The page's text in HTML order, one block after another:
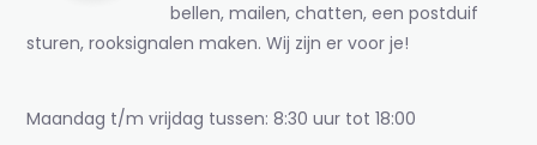
bellen, mailen, chatten, een postduif
sturen, rooksignalen maken. Wij zijn er voor je!
Maandag t/m vrijdag tussen: 8:30 uur tot 18:00